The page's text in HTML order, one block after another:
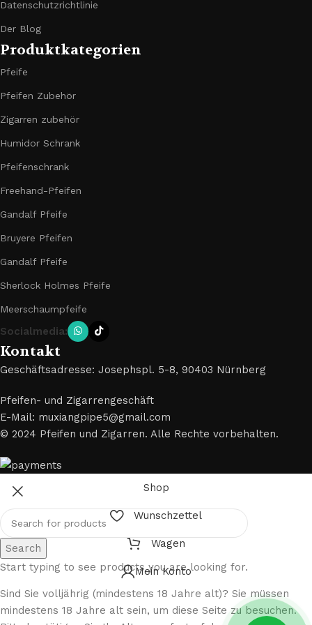
Datenschutzrichtlinie
Der Blog
Produktkategorien
Pfeife
Pfeifen Zubehör
Zigarren zubehör
Humidor Schrank
Pfeifenschrank
Freehand-Pfeifen
Gandalf Pfeife
Bruyere Pfeifen
Gandalf Pfeife
Sherlock Holmes Pfeife
Meerschaumpfeife
Socialmedia:
Kontakt
Geschäftsadresse: Josephspl. 5-8, 90403 Nürnberg
Pfeifen- und Zigarrengeschäft
E-Mail: muxiangpipe5@gmail.com
© 2024 Pfeifen und Zigarren. Alle Rechte vorbehalten.
Search
Start typing to see products you are looking for.
Shop
Wunschzettel
Wagen
Mein Konto
Sind Sie volljährig (mindestens 18 Jahre alt)? Sie müssen
mindestens 18 Jahre alt sein, um diese Seite zu besuchen.